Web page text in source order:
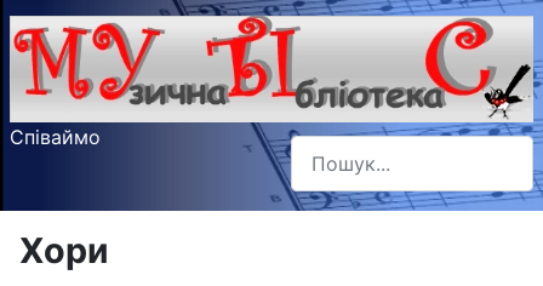
Співаймо Пошук
Type 2 or more characters
Хори